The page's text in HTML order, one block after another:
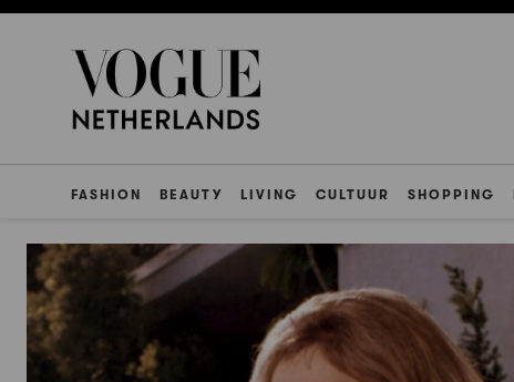
FASHION BEAUTY LIVING CULTUUR SHOPPING